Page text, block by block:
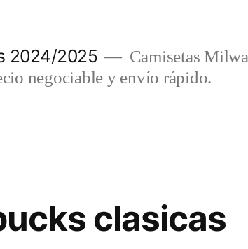
2024/2025
Camisetas
negociable y envío rápido.
clasicas